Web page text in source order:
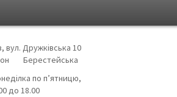
вул. Дружківська 10
Берестейська
по п’ятницю,
до 18.00